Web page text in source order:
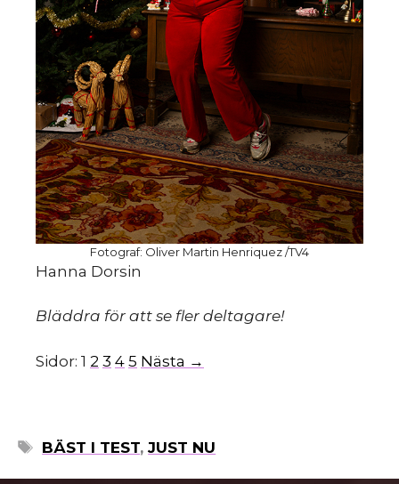
Fotograf: Oliver Martin Henriquez /TV4
Hanna Dorsin
Bläddra för att se fler deltagare!
Sidor: 1 2 3 4 5 Nästa →
ETIKETTER
BÄST I TEST,JUST NU